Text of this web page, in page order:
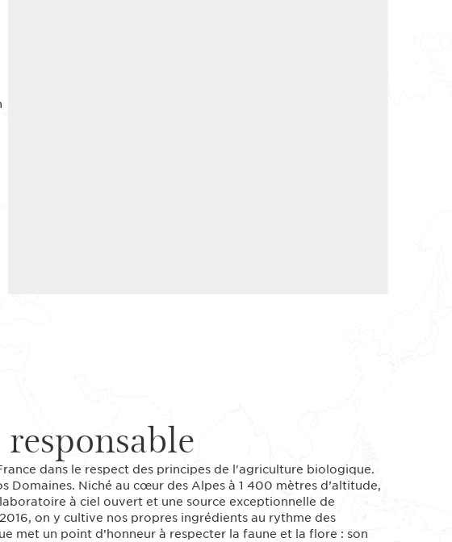
dans le respect des principes de l'agriculture biologique.
Domaines. Niché au cœur des Alpes à 1 400 mètres d’altitude,
à ciel ouvert et une source exceptionnelle de
on y cultive nos propres ingrédients au rythme des
met un point d’honneur à respecter la faune et la flore : son